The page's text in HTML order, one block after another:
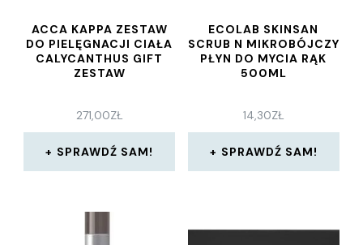
ACCA KAPPA ZESTAW
DO PIELĘGNACJI CIAŁA
CALYCANTHUS GIFT
ZESTAW
271,00ZŁ
SPRAWDŹ SAM!
ECOLAB SKINSAN
SCRUB N MIKROBÓJCZY
PŁYN DO MYCIA RĄK
500ML
14,30ZŁ
SPRAWDŹ SAM!